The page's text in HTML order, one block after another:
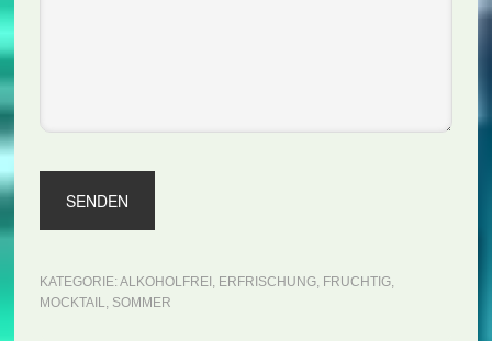
KATEGORIE: ALKOHOLFREI , ERFRISCHUNG, FRUCHTIG,
MOCKTAIL, SOMMER